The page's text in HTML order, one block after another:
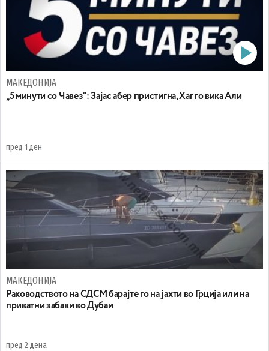
МАКЕДОНИЈА
„5 минути со Чавез“: Зајас абер пристигна, Хаг го вика Али
пред 1 ден
МАКЕДОНИЈА
Раководството на СДСМ барајте го на јахти во Грција или на
приватни забави во Дубаи
пред 2 дена